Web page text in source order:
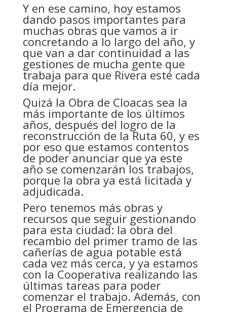
Y en ese camino, hoy estamos
dando pasos importantes para
muchas obras que vamos a ir
concretando a lo largo del año, y
que van a dar continuidad a las
gestiones de mucha gente que
trabaja para que Rivera esté cada
día mejor.
Quizá la Obra de Cloacas sea la
más importante de los últimos
años, después del logro de la
reconstrucción de la Ruta 60, y es
por eso que estamos contentos
de poder anunciar que ya este
año se comenzarán los trabajos,
porque la obra ya está licitada y
adjudicada.
Pero tenemos más obras y
recursos que seguir gestionando
para esta ciudad: la obra del
recambio del primer tramo de las
cañerías de agua potable está
cada vez más cerca, y ya estamos
con la Cooperativa realizando las
últimas tareas para poder
comenzar el trabajo. Además, con
el Programa de Emergencia de